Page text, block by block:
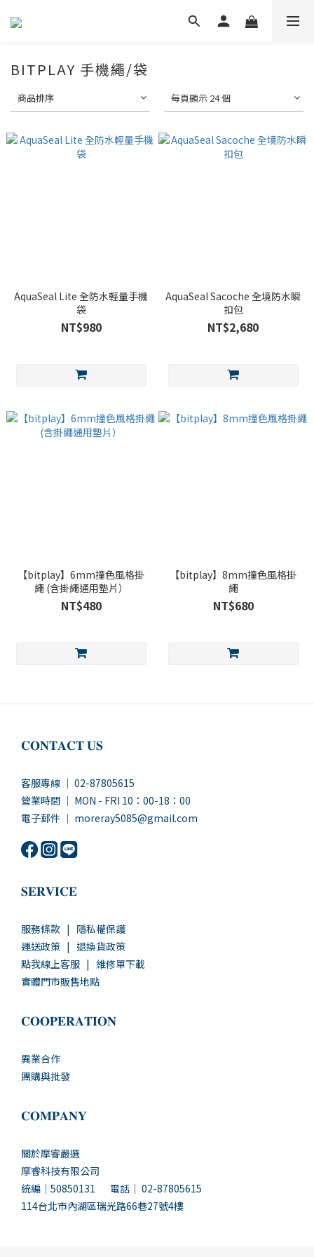
BITPLAY 手機繩/袋
商品排序 每頁顯示 24 個
AquaSeal Lite 全防水輕量手機
袋
NT$980
AquaSeal Sacoche 全境防水瞬
扣包
NT$2,680
【bitplay】6mm撞色風格掛
繩 (含掛繩通用墊片）
NT$480
【bitplay】8mm撞色風格掛
繩
NT$680
𝐂𝐎𝐍𝐓𝐀𝐂𝐓 𝐔𝐒
客服專線 ｜ 02-87805615
營業時間 ｜ MON - FRI 10：00-18：00
電子郵件 ｜ moreray5085@gmail.com
𝐒𝐄𝐑𝐕𝐈𝐂𝐄
服務條款 | 隱私權保護
運送政策 | 退換貨政策
點我線上客服 | 維修單下載
實體門市販售地點
𝐂𝐎𝐎𝐏𝐄𝐑𝐀𝐓𝐈𝐎𝐍
異業合作
團購與批發
𝐂𝐎𝐌𝐏𝐀𝐍𝐘
關於摩睿嚴選
摩睿科技有限公司
統編｜50850131 電話｜ 02-87805615
114台北市內湖區瑞光路66巷27號4樓